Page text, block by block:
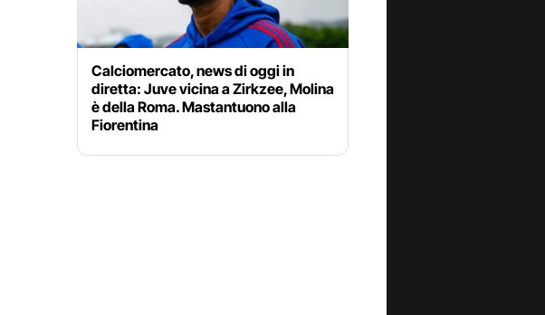
Calciomercato, news di oggi in
diretta: Juve vicina a Zirkzee, Molina
è della Roma. Mastantuono alla
Fiorentina